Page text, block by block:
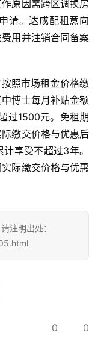
原因需跨区调换房
请。达成配租意向
用并注销合同备案
按照市场租金价格缴
博士每月补贴金额
过1500元。免租期
缴交价格与优惠后
享受不超过3年。
际缴交价格与优惠
注明出处：
0 0